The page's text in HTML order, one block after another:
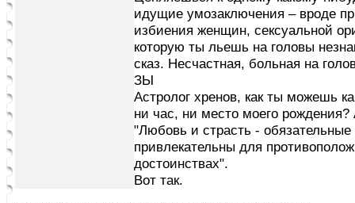
идущие умозаключения – вроде
избиения женщин, сексуальной
которую ты льешь на головы
сказ. Несчастная, больная на
ЗЫ
Астролог хренов, как ты можешь
ни час, ни место моего
"Любовь и страсть -
привлекательны для
достоинствах".
Вот так.